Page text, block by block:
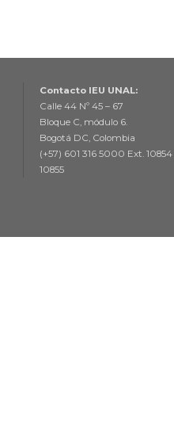
Contacto IEU UNAL:
Calle 44 Nº 45 – 67
Bloque C, módulo 6.
Bogotá DC, Colombia
(+57) 601 316 5000 Ext. 10854
10855